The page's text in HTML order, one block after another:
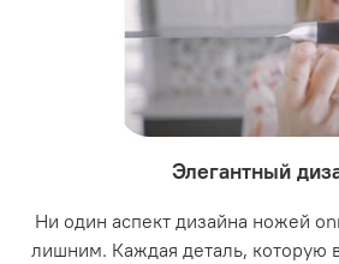
Элегантный
Ни один аспект дизайна ножей
лишним. Каждая деталь, которую